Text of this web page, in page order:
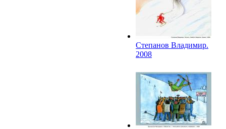
Степанов Владимир.
2008